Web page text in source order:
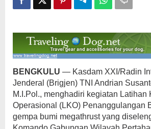
I
BENGKULU — Kasdam XXI/Radin
Jenderal (Brigjen) TNI Andrian
M.I.Pol., menghadiri kegiatan Latihan
Operasional (LKO) Penanggulangan
gempa bumi megathrust yang